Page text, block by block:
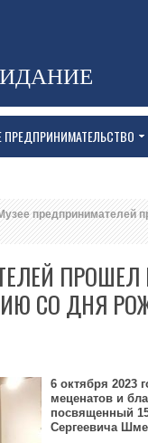
ПРЕДПРИНИМАТЕЛЬСТВО
предпринимателей
ПРОШЕЛ
СО ДНЯ
6 октября 2023
меценатов и
посвященный
Сергеевича